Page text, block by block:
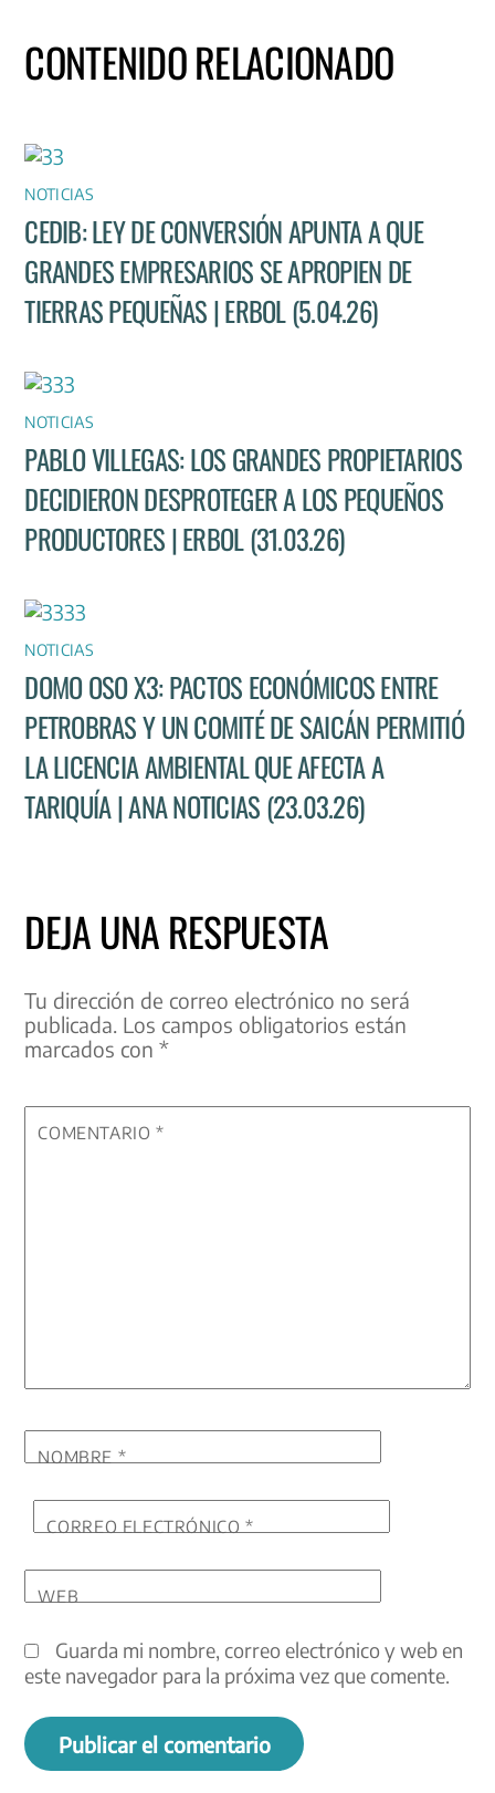
CONTENIDO RELACIONADO
NOTICIAS
CEDIB: LEY DE CONVERSIÓN APUNTA A QUE
GRANDES EMPRESARIOS SE APROPIEN DE
TIERRAS PEQUEÑAS | ERBOL (5.04.26)
NOTICIAS
PABLO VILLEGAS: LOS GRANDES PROPIETARIOS
DECIDIERON DESPROTEGER A LOS PEQUEÑOS
PRODUCTORES | ERBOL (31.03.26)
NOTICIAS
DOMO OSO X3: PACTOS ECONÓMICOS ENTRE
PETROBRAS Y UN COMITÉ DE SAICÁN PERMITIÓ
LA LICENCIA AMBIENTAL QUE AFECTA A
TARIQUÍA | ANA NOTICIAS (23.03.26)
DEJA UNA RESPUESTA
Tu dirección de correo electrónico no será
publicada. Los campos obligatorios están
marcados con*
COMENTARIO*
NOMBRE *
CORREO ELECTRÓNICO*
WEB
Guarda mi nombre, correo electrónico y web en
este navegador para la próxima vez que comente.